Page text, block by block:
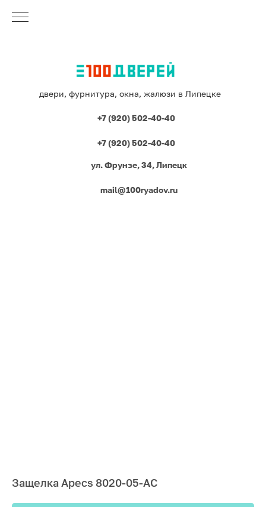
двери, фурнитура, окна, жалюзи в Липецке
+7 (920) 502-40-40
+7 (920) 502-40-40
ул. Фрунзе, 34, Липецк
mail@100ryadov.ru
Защелка Apecs 8020-05-АС